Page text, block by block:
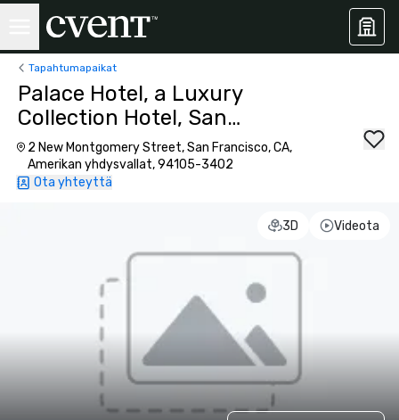
Tapahtumapaikat
Palace Hotel, a Luxury
Collection Hotel, San
Francisco
2 New Montgomery Street, San Francisco, CA,
Amerikan yhdysvallat, 94105-3402
Ota yhteyttä
3D Videota